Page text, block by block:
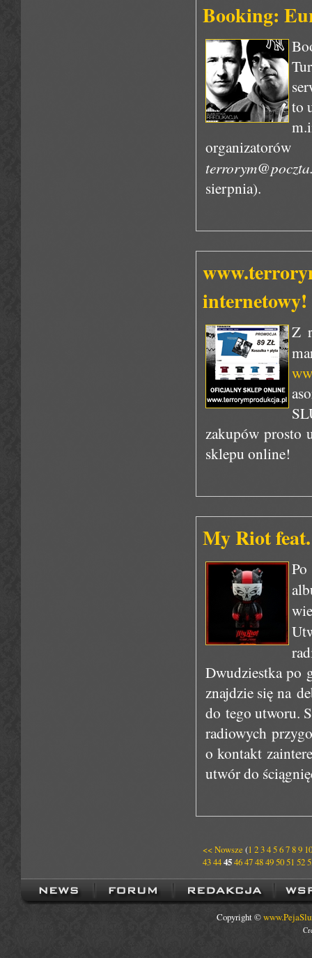
Booking:
to
sierpnia).
internetowy!
Z
zakupów prosto
sklepu online!
My Riot
Dwudziestka po
znajdzie się na
do tego utworu.
radiowych
o kontakt
utwór do
<< Nowsze (1 23456789 10
434445464748495051 52
Copyright ©